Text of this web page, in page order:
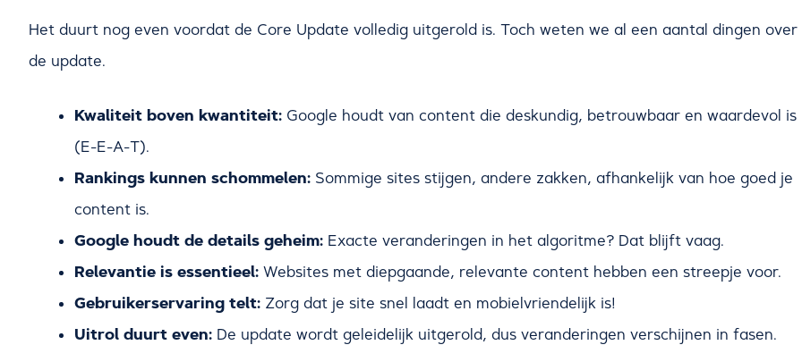
Het duurt nog even voordat de Core Update volledig uitgerold is. Toch weten we al een aantal dingen over
de update.
Kwaliteit boven kwantiteit: Google houdt van content die deskundig, betrouwbaar en waardevol is
(E-E-A-T).
Rankings kunnen schommelen: Sommige sites stijgen, andere zakken, afhankelijk van hoe goed je
content is.
Google houdt de details geheim: Exacte veranderingen in het algoritme? Dat blijft vaag.
Relevantie is essentieel: Websites met diepgaande, relevante content hebben een streepje voor.
Gebruikerservaring telt: Zorg dat je site snel laadt en mobielvriendelijk is!
Uitrol duurt even: De update wordt geleidelijk uitgerold, dus veranderingen verschijnen in fasen.